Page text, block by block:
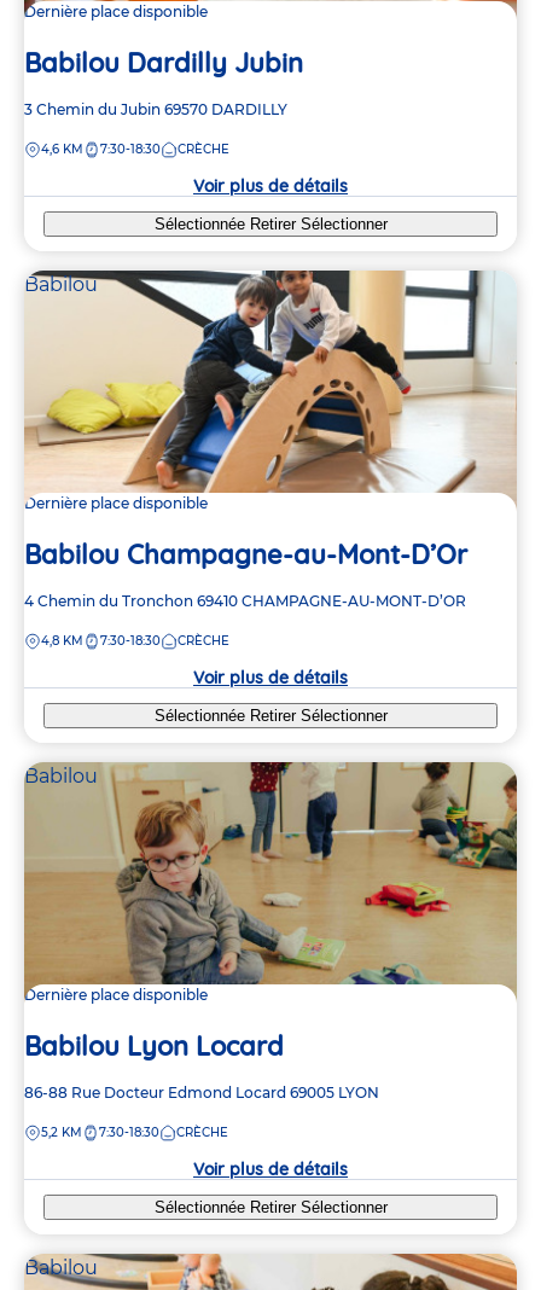
Dernière place disponible
Babilou Dardilly Jubin
Adresse
la
3 Chemin du Jubin 69570 DARDILLY
DISTANCE
4,6 KM 7:30-18:30 CRÈCHE
Voir plus de détails
Sélectionnée Retirer Sélectionner
Babilou
Dernière place disponible
Babilou Champagne-au-Mont-D’Or
Adresse
la
4 Chemin du Tronchon 69410 CHAMPAGNE-AU-MONT-D’OR
DISTANCE
4,8 KM 7:30-18:30 CRÈCHE
Voir plus de détails
Sélectionnée Retirer Sélectionner
Babilou
Dernière place disponible
Babilou Lyon Locard
Adresse
la
86-88 Rue Docteur Edmond Locard 69005 LYON
DISTANCE
5,2 KM 7:30-18:30 CRÈCHE
Voir plus de détails
Sélectionnée Retirer Sélectionner
Babilou